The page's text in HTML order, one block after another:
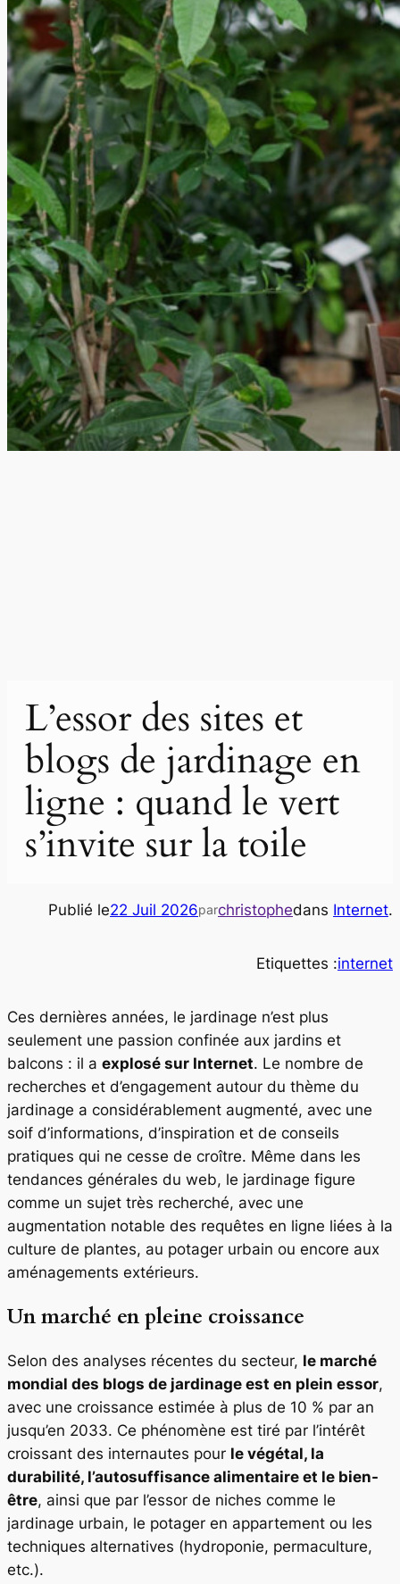
L’essor des sites et
blogs de jardinage en
ligne : quand le vert
s’invite sur la toile
Publié le22 Juil 2026parchristophedans Internet.
Etiquettes :internet
Ces dernières années, le jardinage n’est plus
seulement une passion confinée aux jardins et
balcons : il a explosé sur Internet. Le nombre de
recherches et d’engagement autour du thème du
jardinage a considérablement augmenté, avec une
soif d’informations, d’inspiration et de conseils
pratiques qui ne cesse de croître. Même dans les
tendances générales du web, le jardinage figure
comme un sujet très recherché, avec une
augmentation notable des requêtes en ligne liées à la
culture de plantes, au potager urbain ou encore aux
aménagements extérieurs.
Un marché en pleine croissance
Selon des analyses récentes du secteur, le marché
mondial des blogs de jardinage est en plein essor,
avec une croissance estimée à plus de 10 % par an
jusqu’en 2033. Ce phénomène est tiré par l’intérêt
croissant des internautes pour le végétal, la
durabilité, l’autosuffisance alimentaire et le bien-
être, ainsi que par l’essor de niches comme le
jardinage urbain, le potager en appartement ou les
techniques alternatives (hydroponie, permaculture,
etc.).